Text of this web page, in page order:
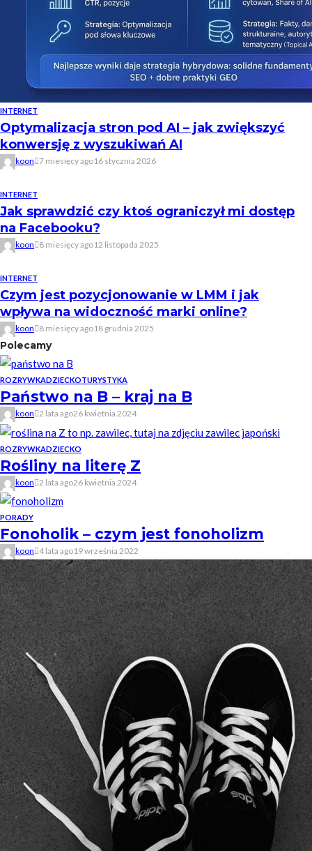
INTERNET
Optymalizacja stron pod AI – jak zwiększyć
konwersję z wyszukiwań AI
koon 7 miesięcy ago16 stycznia 2026
INTERNET
Jak sprawdzić czy ktoś ograniczył mi dostęp
na Facebooku?
koon 8 miesięcy ago12 listopada 2025
INTERNET
Czym jest pozycjonowanie w LMM i jak
wpływa na widoczność marki online?
koon 8 miesięcy ago18 grudnia 2025
Polecamy
ROZRYWKADZIECKOTURYSTYKA
Państwo na B – kraj na B
koon 2 lata ago26 kwietnia 2024
ROZRYWKADZIECKO
Rośliny na literę Z
koon 2 lata ago26 kwietnia 2024
PORADY
Fonoholik – czym jest fonoholizm
koon 4 lata ago19 września 2022